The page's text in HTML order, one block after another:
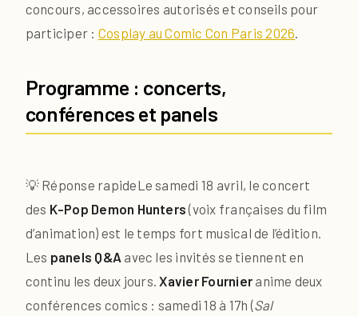
concours, accessoires autorisés et conseils pour
participer : Cosplay au Comic Con Paris 2026.
Programme : concerts,
conférences et panels
💡 Réponse rapideLe samedi 18 avril, le concert
des K-Pop Demon Hunters(voix françaises du film
d’animation) est le temps fort musical de l’édition.
Les panels Q&A avec les invités se tiennent en
continu les deux jours.Xavier Fournier anime deux
conférences comics : samedi 18 à 17h (Sal